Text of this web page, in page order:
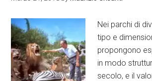
Nei parchi di
tipo e
propongono
in modo
secolo, e il